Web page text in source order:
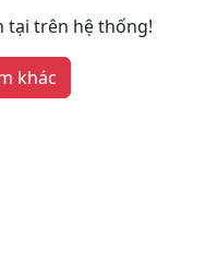
tại trên hệ thống!
khác